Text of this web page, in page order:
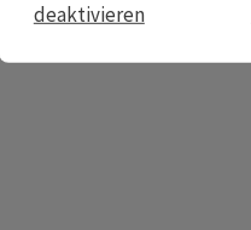
deaktivieren